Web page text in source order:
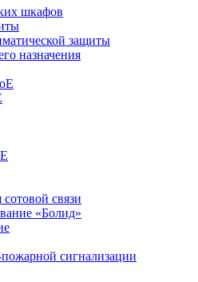
шкафов
защиты
назначения
связи
«Болид»
сигнализации